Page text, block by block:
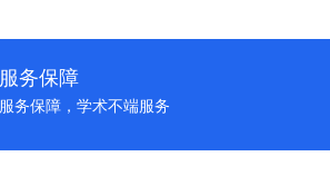
服务保障
服务保障，学术不端服务